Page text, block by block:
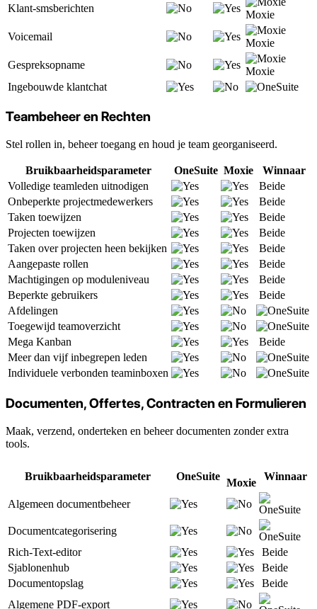
Klant-smsberichten
Moxie
Voicemail
Moxie
Gespreksopname
Moxie
Ingebouwde klantchat
Teambeheer en Rechten
Stel rollen in, beheer toegang en houd je team georganiseerd.
Bruikbaarheidsparameter OneSuite Moxie
Winnaar
Volledige teamleden uitnodigen
Beide
Onbeperkte projectmedewerkers
Beide
Taken toewijzen
Beide
Projecten toewijzen
Beide
Taken over projecten heen bekijken
Beide
Aangepaste rollen
Beide
Machtigingen op moduleniveau
Beide
Beperkte gebruikers
Beide
Afdelingen
Toegewijd teamoverzicht
Mega Kanban
Beide
Meer dan vijf inbegrepen leden
Individuele verbonden teaminboxen
Documenten, Offertes, Contracten en Formulieren
Maak, verzend, onderteken en beheer documenten zonder extra
tools.
Bruikbaarheidsparameter OneSuite
Moxie
Winnaar
Algemeen documentbeheer
Documentcategorisering
Rich-Text-editor
Beide
Sjablonenhub
Beide
Documentopslag
Beide
Algemene PDF-export